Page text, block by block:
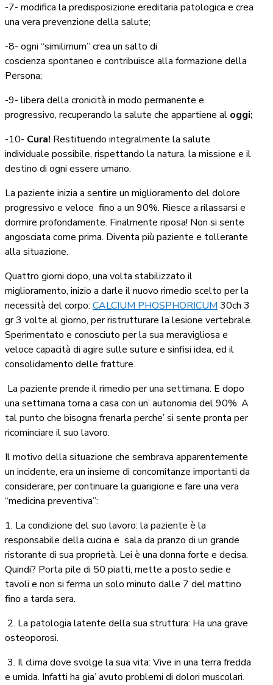
-7- modifica la predisposizione ereditaria patologica e crea
una vera prevenzione della salute;
-8- ogni “similimum” crea un salto di
coscienza spontaneo e contribuisce alla formazione della
Persona;
-9- libera della cronicità in modo permanente e
progressivo, recuperando la salute che appartiene al oggi;
-10- Cura! Restituendo integralmente la salute
individuale possibile, rispettando la natura, la missione e il
destino di ogni essere umano.
La paziente inizia a sentire un miglioramento del dolore
progressivo e veloce fino a un 90%. Riesce a rilassarsi e
dormire profondamente. Finalmente riposa! Non si sente
angosciata come prima. Diventa più paziente e tollerante
alla situazione.
Quattro giorni dopo, una volta stabilizzato il
miglioramento, inizio a darle il nuovo rimedio scelto per la
necessità del corpo: CALCIUM PHOSPHORICUM 30ch 3
gr 3 volte al giorno, per ristrutturare la lesione vertebrale.
Sperimentato e conosciuto per la sua meravigliosa e
veloce capacità di agire sulle suture e sinfisi idea, ed il
consolidamento delle fratture.
La paziente prende il rimedio per una settimana. E dopo
una settimana torna a casa con un’ autonomia del 90%. A
tal punto che bisogna frenarla perche’ si sente pronta per
ricominciare il suo lavoro.
Il motivo della situazione che sembrava apparentemente
un incidente, era un insieme di concomitanze importanti da
considerare, per continuare la guarigione e fare una vera
“medicina preventiva”:
1. La condizione del suo lavoro: la paziente è la
responsabile della cucina e sala da pranzo di un grande
ristorante di sua proprietà. Lei è una donna forte e decisa.
Quindi? Porta pile di 50 piatti, mette a posto sedie e
tavoli e non si ferma un solo minuto dalle 7 del mattino
fino a tarda sera.
2. La patologia latente della sua struttura: Ha una grave
osteoporosi.
3. Il clima dove svolge la sua vita: Vive in una terra fredda
e umida. Infatti ha gia’ avuto problemi di dolori muscolari.